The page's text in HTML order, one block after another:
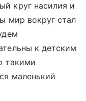
круг насилия и
мир вокруг стал
к детским
такими
маленький